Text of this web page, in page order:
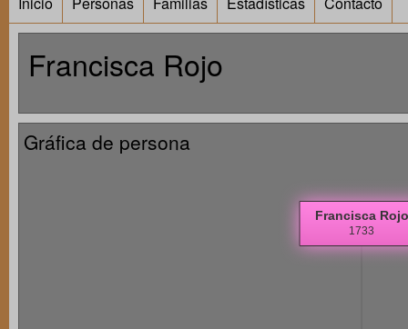
Francisca Rojo
Gráfica de persona